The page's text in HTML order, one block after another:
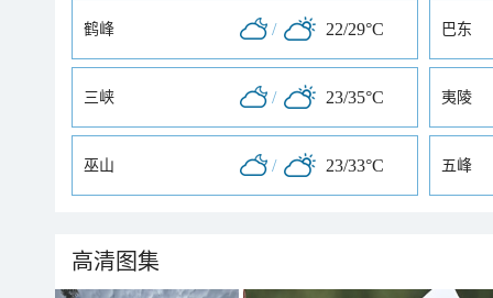
鹤峰 / 22/29°C 巴东
三峡 / 23/35°C 夷陵
巫山 / 23/33°C 五峰
高清图集